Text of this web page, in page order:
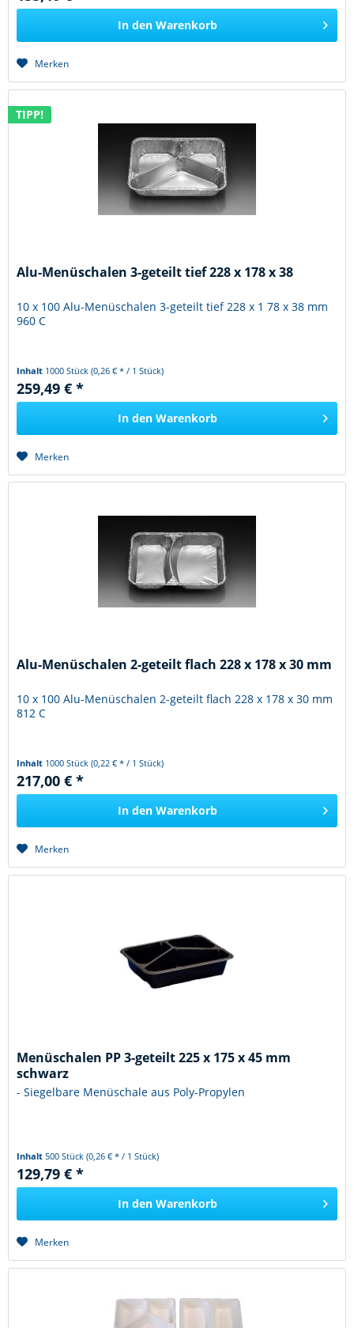
In den Warenkorb
Merken
TIPP!
Alu-Menüschalen 3-geteilt tief 228 x 178 x 38
10 x 100 Alu-Menüschalen 3-geteilt tief 228 x 1 78 x 38 mm
960 C
Inhalt 1000 Stück(0,26 € * / 1 Stück)
259,49 € *
In den Warenkorb
Merken
Alu-Menüschalen 2-geteilt flach 228 x 178 x 30 mm
10 x 100 Alu-Menüschalen 2-geteilt flach 228 x 178 x 30 mm
812 C
Inhalt 1000 Stück(0,22 € * / 1 Stück)
217,00 € *
In den Warenkorb
Merken
Menüschalen PP 3-geteilt 225 x 175 x 45 mm
schwarz
- Siegelbare Menüschale aus Poly-Propylen
Inhalt500 Stück(0,26 € * / 1 Stück)
129,79 € *
In den Warenkorb
Merken